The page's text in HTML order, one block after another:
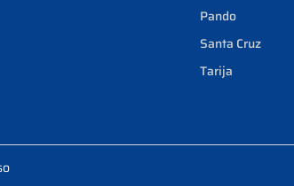
Pando
Santa Cruz
Tarija